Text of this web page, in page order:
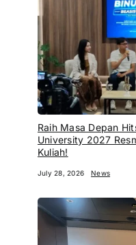
Raih Masa Depan
University 2027
Kuliah!
July 28, 2026 News